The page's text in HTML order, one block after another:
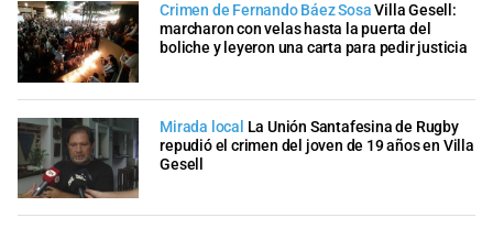
Crimen de Fernando Báez Sosa Villa Gesell:
marcharon con velas hasta la puerta del
boliche y leyeron una carta para pedir justicia
Mirada local La Unión Santafesina de Rugby
repudió el crimen del joven de 19 años en Villa
Gesell